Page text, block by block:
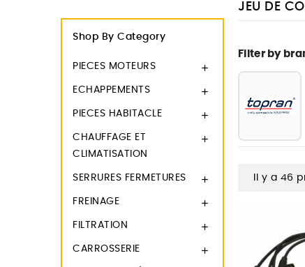
Shop By Category
PIECES MOTEURS 
ECHAPPEMENTS 
PIECES HABITACLE 
CHAUFFAGE ET
CLIMATISATION

SERRURES FERMETURES 
FREINAGE 
FILTRATION 
CARROSSERIE 
JEU DE
Filter by
Il y a 46